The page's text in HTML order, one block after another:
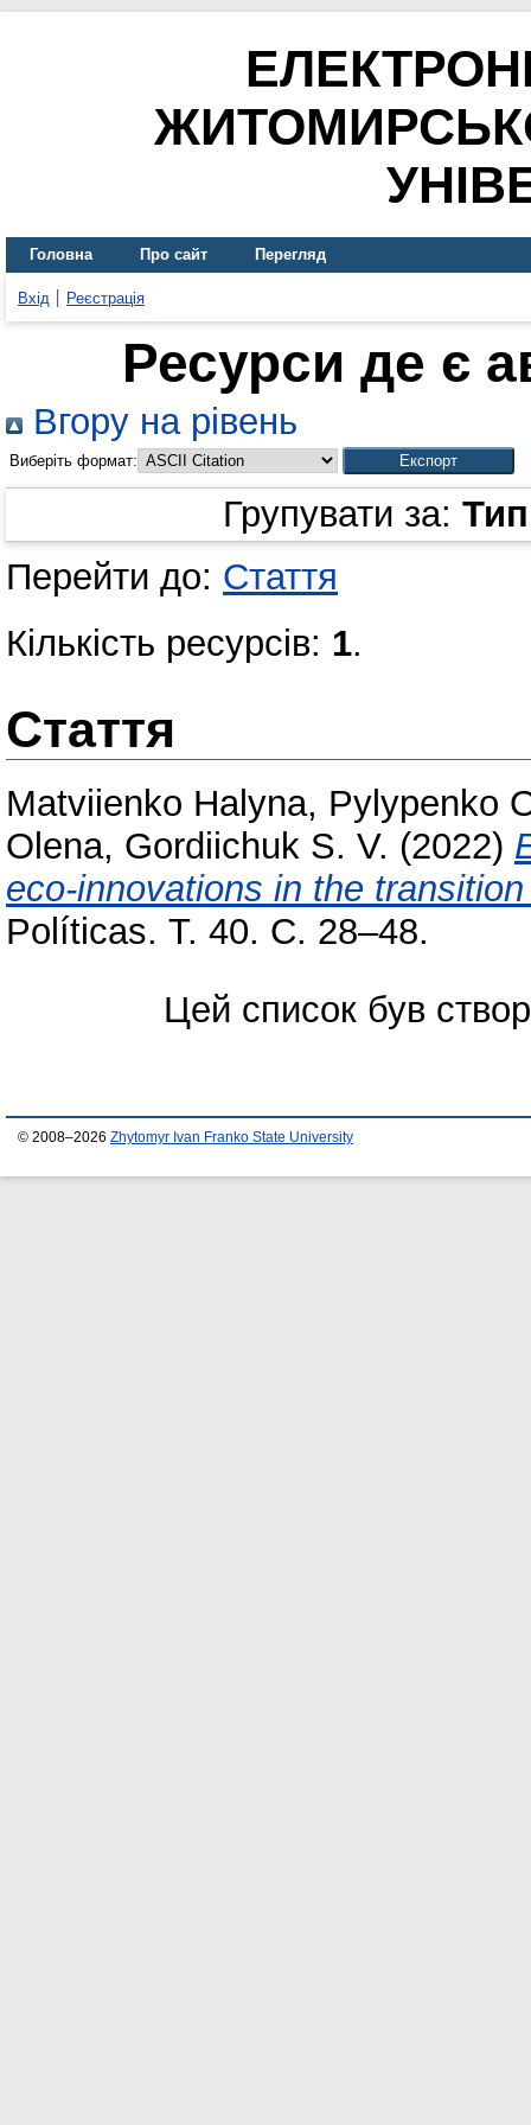
Головна Про сайт Перегляд
Вхід Реєстрація
Ресурси де є
Вгору на рівень
Виберіть формат:
Групувати за:
Перейти до: Стаття
Кількість ресурсів: 1.
Стаття
Matviienko Halyna, Pylypenko
Olena, Gordiichuk S. V. (2022)
eco-innovations in the
Políticas. Т. 40. С. 28–48.
Цей список був
© 2008–2026 Zhytomyr Ivan Franko State University